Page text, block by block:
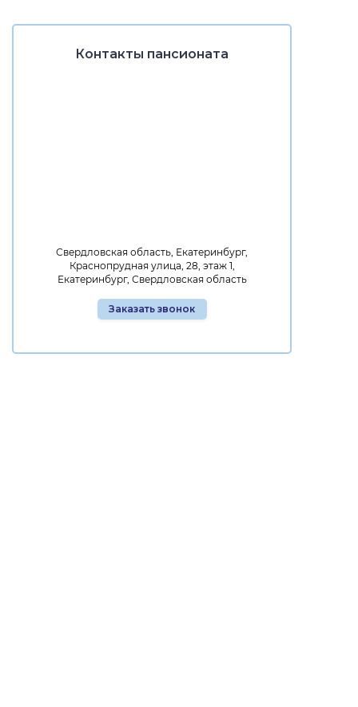
Контакты пансионата
Свердловская область, Екатеринбург,
Краснопрудная улица, 28, этаж 1,
Екатеринбург, Свердловская область
Заказать звонок